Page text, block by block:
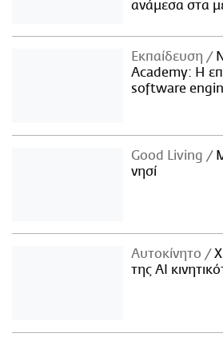
ανάμεσα στα
Εκπαίδευση
Academy: Η
software
Good Living
νησί
Αυτοκίνητο
της AI